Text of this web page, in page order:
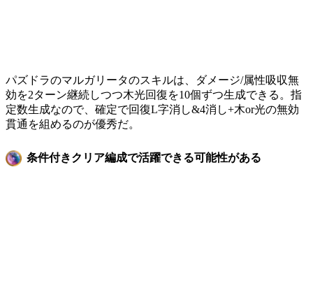
パズドラのマルガリータのスキルは、ダメージ/属性吸収無
効を2ターン継続しつつ木光回復を10個ずつ生成できる。指
定数生成なので、確定で回復L字消し&4消し+木or光の無効
貫通を組めるのが優秀だ。
条件付きクリア編成で活躍できる可能性がある